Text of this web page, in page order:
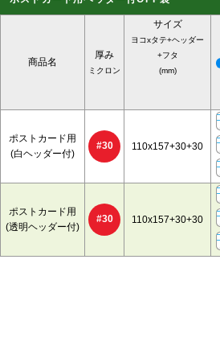
商品名
厚み
ミクロン
サイズ
ヨコxタテ+ヘッダー
+フタ
(mm)
ポストカード用
(白ヘッダー付)
#30 110x157+30+30
ポストカード用
(透明ヘッダー付)
#30 110x157+30+30